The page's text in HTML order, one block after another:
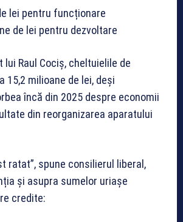
lei pentru funcționare
de lei pentru dezvoltare
lui Raul Cociș, cheltuielile de
15,2 milioane de lei, deși
încă din 2025 despre economii
din reorganizarea aparatului
ratat”, spune consilierul liberal,
și asupra sumelor uriașe
credite: